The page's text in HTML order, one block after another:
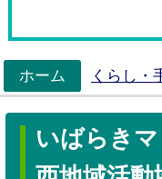
ホーム
くらし・
いばらき